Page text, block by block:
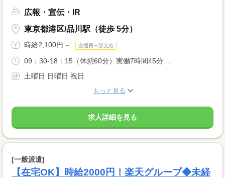
広報・宣伝・IR
東京都港区/品川駅（徒歩 5分）
時給2,100円～ 交通費一部支給
09：30-18：15（休憩60分）実働7時間45分 ...
土曜日 日曜日 祝日
もっと見る
求人詳細を見る
[一般派遣]
【在宅OK】時給2000円！楽天グループ◆未経